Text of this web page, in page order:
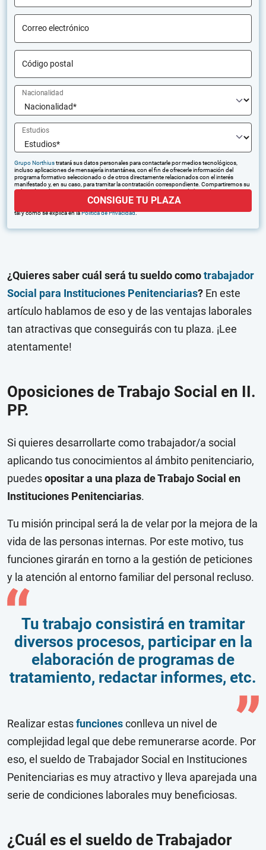
Correo electrónico
Código postal
Nacionalidad
Estudios
Grupo Northiustratará sus datos personales para contactarle por medios tecnológicos,
incluso aplicaciones de mensajería instantánea, con el fin de ofrecerle información del
programa formativo seleccionado o de otros directamente relacionados con el interés
manifestado y, en su caso, para tramitar la contratación correspondiente. Compartiremos su
solicitud con las empresas que conforman el
puedan hacerle llegar la mejor oferta de productos y servicios de acuerdo a su petición.
tal y como se explica en laPolítica de Privacidad.
CONSIGUE TU PLAZA
¿Quieres saber cuál será tu sueldo comotrabajador
Social para Instituciones Penitenciarias? En este
artículo hablamos de eso y de las ventajas laborales
tan atractivas que conseguirás con tu plaza. ¡Lee
atentamente!
Oposiciones de Trabajo Social en II.
PP.
Si quieres desarrollarte como trabajador/a social
aplicando tus conocimientos al ámbito penitenciario,
puedesopositar a una plaza de Trabajo Social en
Instituciones Penitenciarias.
Tu misión principal será la de velar por la mejora de la
vida de las personas internas. Por este motivo, tus
funciones girarán en torno a la gestión de peticiones
y la atención al entorno familiar del personal recluso.
Tu trabajo consistirá en tramitar
diversos procesos, participar en la
elaboración de programas de
tratamiento, redactar informes, etc.
Realizar estasfuncionesconlleva un nivel de
complejidad legal que debe remunerarse acorde. Por
eso, el sueldo de Trabajador Social en Instituciones
Penitenciarias es muy atractivo y lleva aparejada una
serie de condiciones laborales muy beneficiosas.
¿Cuál es el sueldo de Trabajador